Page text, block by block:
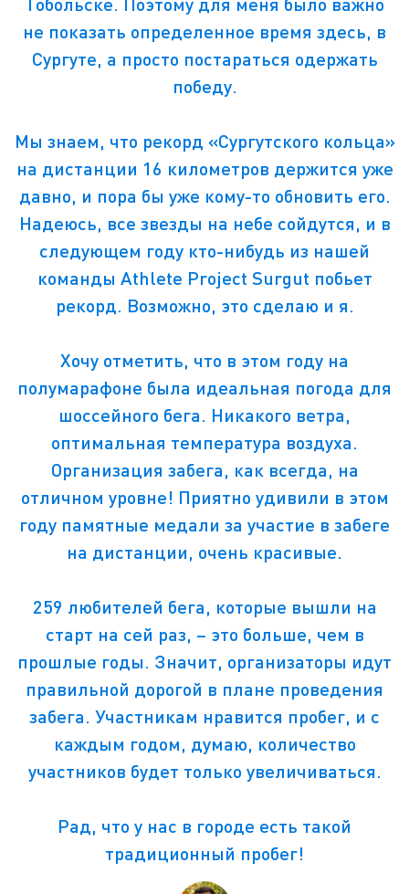
не показать определенное время здесь, в
Сургуте, а просто постараться одержать
победу.
Мы знаем, что рекорд «Сургутского кольца»
на дистанции 16 километров держится уже
давно, и пора бы уже кому-то обновить его.
Надеюсь, все звезды на небе сойдутся, и в
следующем году кто-нибудь из нашей
команды Athlete Project Surgut побьет
рекорд. Возможно, это сделаю и я.
Хочу отметить, что в этом году на
полумарафоне была идеальная погода для
шоссейного бега. Никакого ветра,
оптимальная температура воздуха.
Организация забега, как всегда, на
отличном уровне! Приятно удивили в этом
году памятные медали за участие в забеге
на дистанции, очень красивые.
259 любителей бега, которые вышли на
старт на сей раз, – это больше, чем в
прошлые годы. Значит, организаторы идут
правильной дорогой в плане проведения
забега. Участникам нравится пробег, и с
каждым годом, думаю, количество
участников будет только увеличиваться.
Рад, что у нас в городе есть такой
традиционный пробег!